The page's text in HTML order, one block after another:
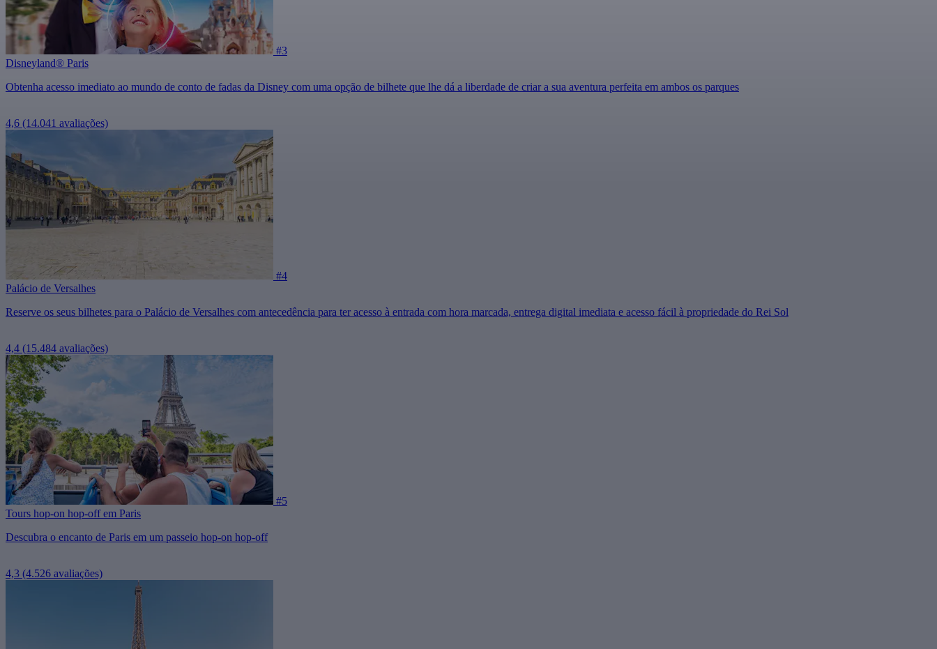
#3
Disneyland® Paris
Obtenha acesso imediato ao mundo de conto de fadas da Disney com uma opção de bilhete que lhe dá a liberdade de criar a sua aventura perfeita em ambos os parques
4,6 (14.041 avaliações)
#4
Palácio de Versalhes
Reserve os seus bilhetes para o Palácio de Versalhes com antecedência para ter acesso à entrada com hora marcada, entrega digital imediata e acesso fácil à propriedade do Rei Sol
4,4 (15.484 avaliações)
#5
Tours hop-on hop-off em Paris
Descubra o encanto de Paris em um passeio hop-on hop-off
4,3 (4.526 avaliações)